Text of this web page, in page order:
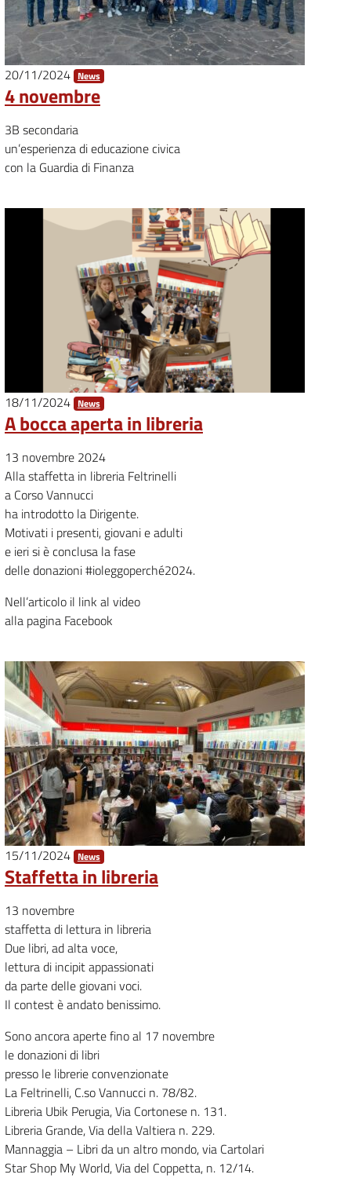
20/11/2024 News
4 novembre
3B secondaria
un’esperienza di educazione civica
con la Guardia di Finanza
18/11/2024 News
A bocca aperta in libreria
13 novembre 2024
Alla staffetta in libreria Feltrinelli
a Corso Vannucci
ha introdotto la Dirigente.
Motivati i presenti, giovani e adulti
e ieri si è conclusa la fase
delle donazioni #ioleggoperché2024.
Nell’articolo il link al video
alla pagina Facebook
15/11/2024 News
Staffetta in libreria
13 novembre
staffetta di lettura in libreria
Due libri, ad alta voce,
lettura di incipit appassionati
da parte delle giovani voci.
Il contest è andato benissimo.
Sono ancora aperte fino al 17 novembre
le donazioni di libri
presso le librerie convenzionate
La Feltrinelli, C.so Vannucci n. 78/82.
Libreria Ubik Perugia, Via Cortonese n. 131.
Libreria Grande, Via della Valtiera n. 229.
Mannaggia – Libri da un altro mondo, via Cartolari
Star Shop My World, Via del Coppetta, n. 12/14.